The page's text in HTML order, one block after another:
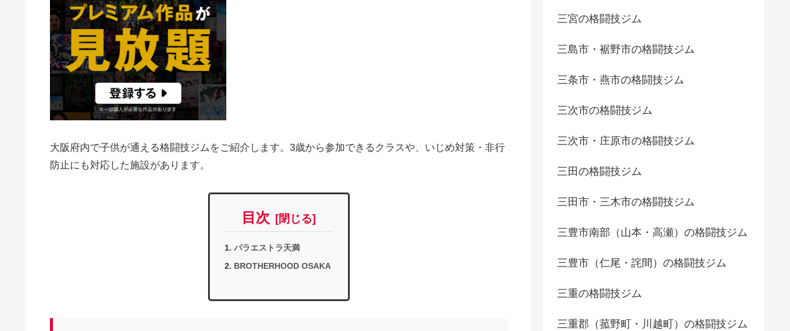
大阪府内で子供が通える格闘技ジムをご紹介します。3歳から参加できるクラスや、いじめ対策・非行
防止にも対応した施設があります。
目次
パラエストラ天満
BROTHERHOOD OSAKA
三宮の格闘技ジム
三島市・裾野市の格闘技ジム
三条市・燕市の格闘技ジム
三次市の格闘技ジム
三次市・庄原市の格闘技ジム
三田の格闘技ジム
三田市・三木市の格闘技ジム
三豊市南部（山本・高瀬）の格闘技ジム
三豊市（仁尾・詫間）の格闘技ジム
三重の格闘技ジム
三重郡（菰野町・川越町）の格闘技ジム